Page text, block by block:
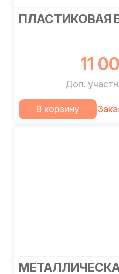
ПЛАСТИКОВАЯ
11
Доп.
В корзину